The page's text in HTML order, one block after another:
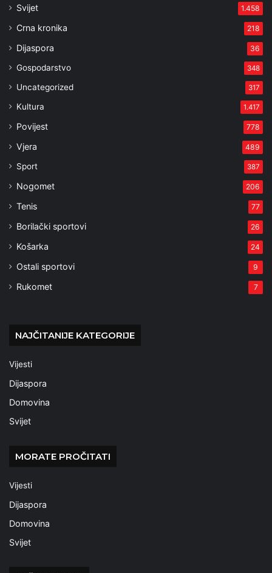
Svijet 1.458
Crna kronika 218
Dijaspora 36
Gospodarstvo 348
Uncategorized 317
Kultura 1.417
Povijest 778
Vjera 489
Sport 387
Nogomet 206
Tenis 77
Borilački sportovi 26
Košarka 24
Ostali sportovi 9
Rukomet 7
NAJČITANIJE KATEGORIJE
Vijesti
Dijaspora
Domovina
Svijet
MORATE PROČITATI
Vijesti
Dijaspora
Domovina
Svijet